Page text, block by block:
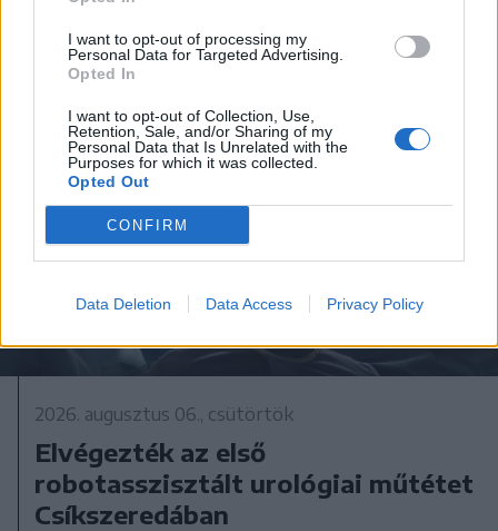
I want to opt-out of processing my
Personal Data for Targeted Advertising.
Opted In
I want to opt-out of Collection, Use,
Retention, Sale, and/or Sharing of my
Personal Data that Is Unrelated with the
Purposes for which it was collected.
Opted Out
CONFIRM
Data Deletion Data Access Privacy Policy
2026. augusztus 06., csütörtök
Elvégezték az első
robotasszisztált urológiai műtétet
Csíkszeredában